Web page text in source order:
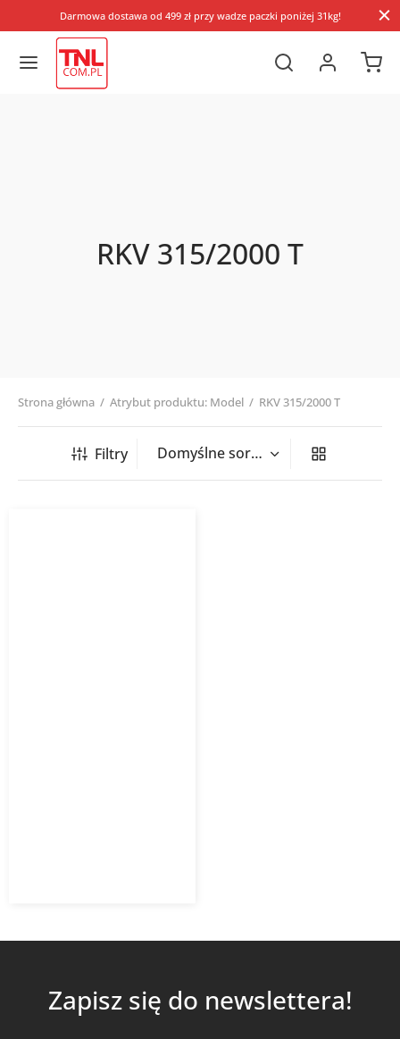
Darmowa dostawa od 499 zł przy wadze paczki poniżej 31kg!
RKV 315/2000 T
Strona główna / Atrybut produktu: Model / RKV 315/2000 T
Filtry
Zapisz się do newslettera!